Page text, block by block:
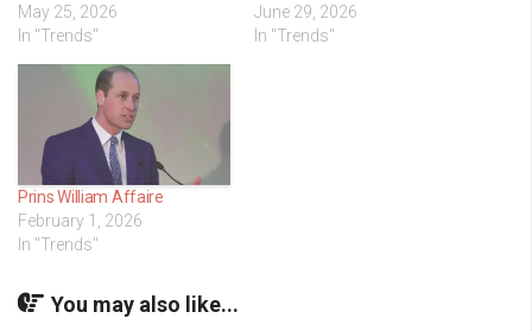
May 25, 2026
In "Trends"
June 29, 2026
In "Trends"
Prins William Affaire
February 1, 2026
In "Trends"
You may also like...